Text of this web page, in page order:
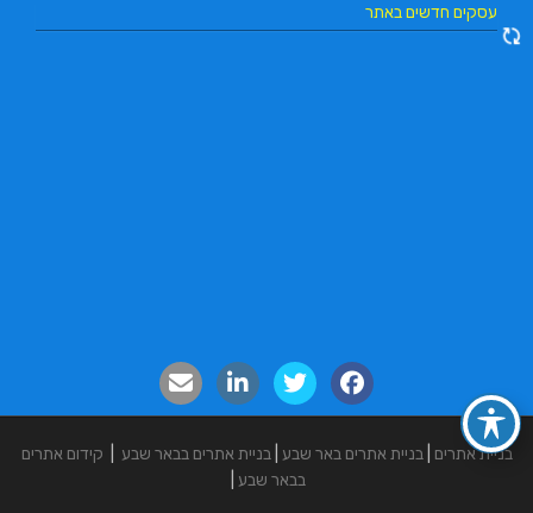
עסקים חדשים באתר
בניית אתרים |בניית אתרים באר שבע |בניית אתרים בבאר שבע
קידום אתרים
בבאר שבע